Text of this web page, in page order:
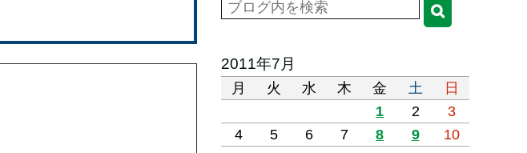
2011年7月
月 火 水 木 金 土
日
1
2
3
4
5 6 7 8 9
10